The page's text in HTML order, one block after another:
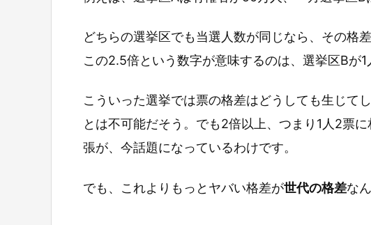
どちらの選挙区でも当選人数が同じなら、その格
この2.5倍という数字が意味するのは、選挙区Bが1
こういった選挙では票の格差はどうしても生じて
とは不可能だそう。でも2倍以上、つまり1人2票
張が、今話題になっているわけです。
でも、これよりもっとヤバい格差が世代の格差な